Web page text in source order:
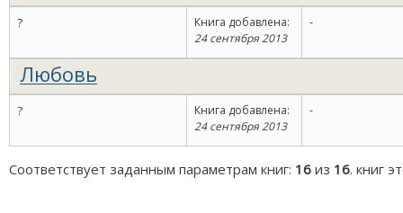
?
Книга добавлена:
24 сентября 2013
-
Любовь
?
Книга добавлена:
24 сентября 2013
-
Соответствует заданным параметрам книг: 16 из 16. книг